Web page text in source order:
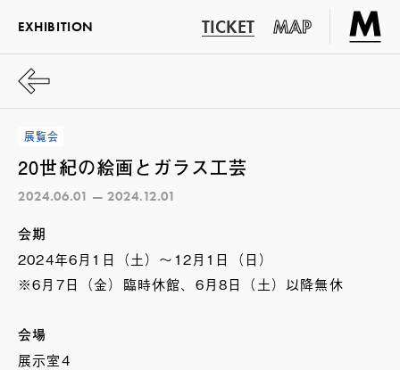
EXHIBITION TICKET MAP
展覧会
20世紀の絵画とガラス工芸
2024.06.01 — 2024.12.01
会期
2024年6月1日（土）～12月1日（日）
※6月7日（金）臨時休館、6月8日（土）以降無休
会場
展示室4